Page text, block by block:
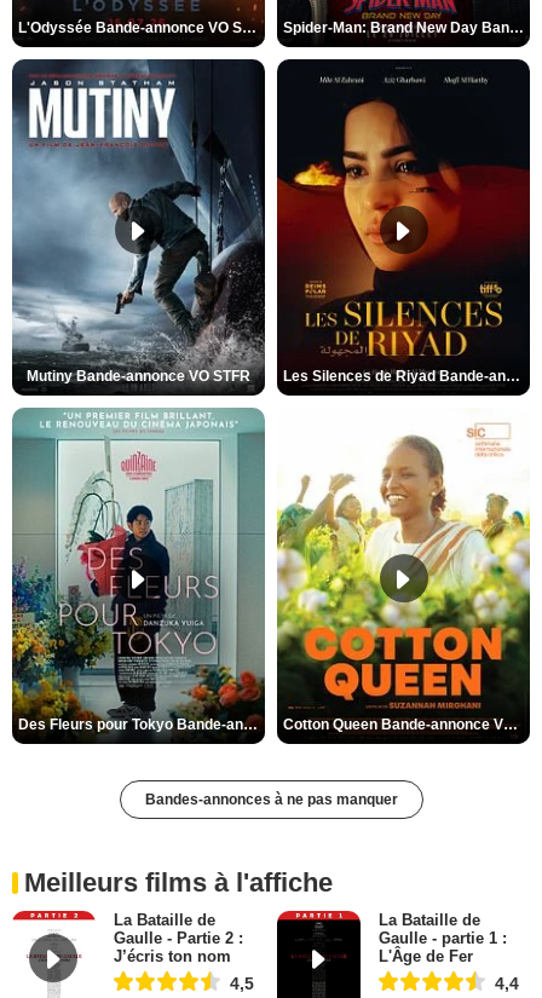
L'Odyssée Bande-annonce VO STFR Spider-Man: Brand New Day Bande-annonce VO STFR
Mutiny Bande-annonce VO STFR Les Silences de Riyad Bande-annonce VO STFR
Des Fleurs pour Tokyo Bande-annonce VO STFR Cotton Queen Bande-annonce VO STFR
Bandes-annonces à ne pas manquer
Meilleurs films à l'affiche
La Bataille de
Gaulle - Partie 2 :
J’écris ton nom
4,5
La Bataille de
Gaulle - partie 1 :
L'Âge de Fer
4,4